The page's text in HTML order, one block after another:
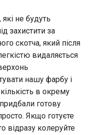
які не будуть
захистити за
скотча, який після
видаляється
нашу фарбу і
в окрему
готову
Якщо готуєте
відразу колеруйте